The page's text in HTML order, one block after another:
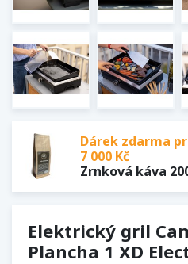
Dárek zdarma
7 000 Kč
Zrnková káva
Elektrický gril
Plancha 1 XD